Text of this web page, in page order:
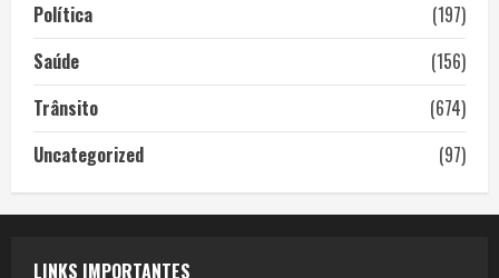
Política
(197)
Saúde
(156)
Trânsito
(674)
Uncategorized
(97)
LINKS IMPORTANTES